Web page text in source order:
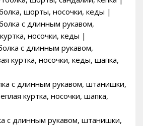
шорты, носочки, кеды |
с длинным рукавом,
носочки, кеды |
с длинным рукавом,
куртка, носочки, кеды, шапка,
с длинным рукавом, штанишки,
куртка, носочки, шапка,
с длинным рукавом, штанишки,